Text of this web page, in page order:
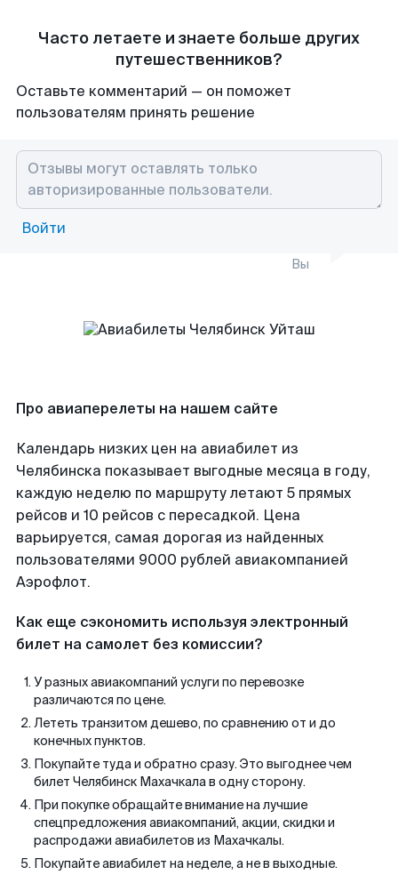
Часто летаете и знаете больше других
путешественников?
Оставьте комментарий — он поможет
пользователям принять решение
Войти
Вы
Про авиаперелеты на нашем сайте
Календарь низких цен на авиабилет из
Челябинска показывает выгодные месяца в году,
каждую неделю по маршруту летают 5 прямых
рейсов и 10 рейсов с пересадкой. Цена
варьируется, самая дорогая из найденных
пользователями 9000 рублей авиакомпанией
Аэрофлот.
Как еще сэкономить используя электронный
билет на самолет без комиссии?
У разных авиакомпаний услуги по перевозке
различаются по цене.
Лететь транзитом дешево, по сравнению от и до
конечных пунктов.
Покупайте туда и обратно сразу. Это выгоднее чем
билет Челябинск Махачкала в одну сторону.
При покупке обращайте внимание на лучшие
спецпредложения авиакомпаний, акции, скидки и
распродажи авиабилетов из Махачкалы.
Покупайте авиабилет на неделе, а не в выходные.